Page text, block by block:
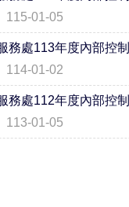
115-01-05
務處113年度內部控
114-01-02
務處112年度內部控
113-01-05